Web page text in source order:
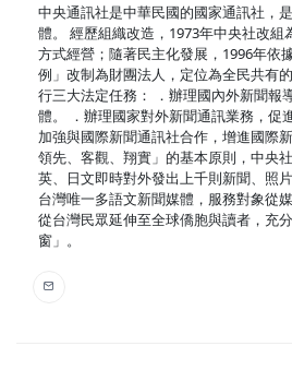
中央通訊社是中華民國的國家通訊社，
體。 經歷組織改造，1973年中央社改組
方式經營；隨著民主化發展，1996年依
例」改制為財團法人，定位為全民共有
行三大法定任務： ．辦理國內外新聞報
體。 ．辦理國家對外新聞通訊業務，促
加強與國際新聞通訊社合作，增進國際
領先、客觀、翔實」的基本原則，中央
英、日文即時對外發出上千則新聞、照
台灣唯一多語文新聞媒體，服務對象從
從台灣民眾延伸至全球僑胞與讀者，充
窗」。